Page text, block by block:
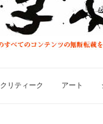
クリティーク アート